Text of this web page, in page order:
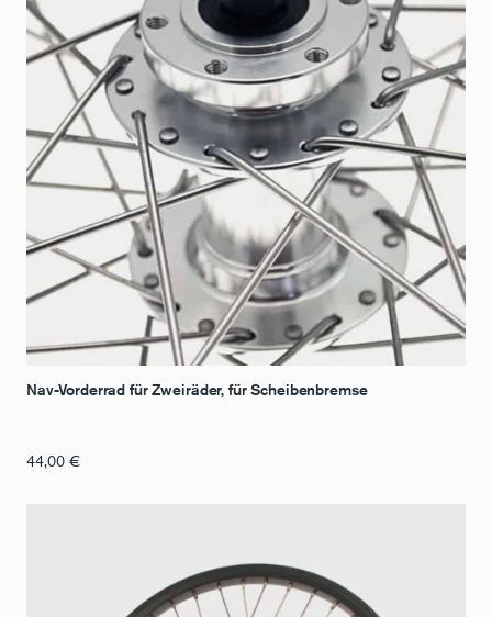
Nav-Vorderrad für Zweiräder, für Scheibenbremse
44,00 €